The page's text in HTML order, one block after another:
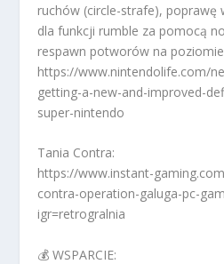
ruchów (circle-strafe), poprawę
dla funkcji rumble za pomocą
respawn potworów na
https://www.nintendolife.com/
getting-a-new-and-improved-
super-nintendo
Tania Contra:
https://www.instant-
contra-operation-galuga-pc-
igr=retrogralnia
💰 WSPARCIE: